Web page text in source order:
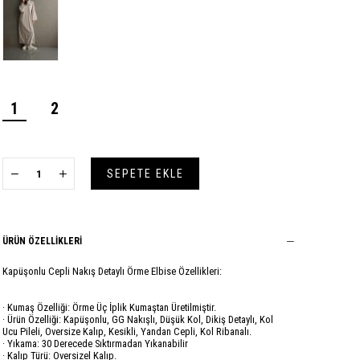
1 2
ÜRÜN ÖZELLIKLERI
Kapüşonlu Cepli Nakış Detaylı Örme Elbise Özellikleri:
· Kumaş Özelliği: Örme Üç İplik Kumaştan Üretilmiştir.
· Ürün Özelliği: Kapüşonlu, GG Nakışlı, Düşük Kol, Dikiş Detaylı, Kol
Ucu Pileli, Oversize Kalıp, Kesikli, Yandan Cepli, Kol Ribanalı.
· Yıkama: 30 Derecede Sıktırmadan Yıkanabilir
· Kalıp Türü: Oversizel Kalıp.